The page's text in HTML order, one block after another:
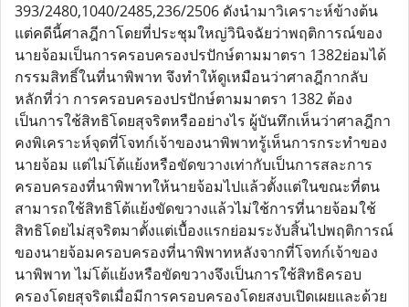
393/2480,1040/2485,236/2506 ดังนำมาวิเคราะห์ข้างต้น
แต่คดีนี้ศาลฎีกาโดยที่ประชุมใหญ่วินิจฉัยว่าพฤติการณ์ของ
นายจ้อมเป็นการครอบครองปรปักษ์ตามมาตรา 1382ย่อมได้
กรรมสิทธิ์ในที่นาพิพาท จึงทำให้ดูเหมือนว่าศาลฎีกากลับ
หลักที่ว่า การครอบครองปรปักษ์ตามมาตรา 1382 ต้อง
เป็นการใช้สิทธิโดยสุจริตหรืออย่างไร ผู้บันทึกเห็นว่าศาลฎีกา
คงพิเคราะห์จุดที่โจทก์เจ้าของนาพิพาทรู้เห็นการกระทำของ
นายจ้อม แต่ไม่โต้แย้งหรือขัดขวางเท่ากับเป็นการสละการ
ครอบครองที่นาพิพาทให้นายจ้อมไปแล้วตั้งแต่ในขณะที่ตน
สามารถใช้สิทธิโต้แย้งขัดขวางแล้วไม่ใช้การที่นายจ้อมใช้
สิทธิโดยไม่สุจริตมาตั้งแต่เบื้องแรกย่อมระงับสิ้นไปพฤติการณ์
ของนายจ้อมครอบครองที่นาพิพาทหลังจากที่โจทก์เจ้าของ
นาพิพาท ไม่โต้แย้งหรือขัดขวางจึงเป็นการใช้สิทธิครอบ
ครองโดยสุจริตเมื่อมีการครอบครองโดยสงบเปิดเผยและด้วย